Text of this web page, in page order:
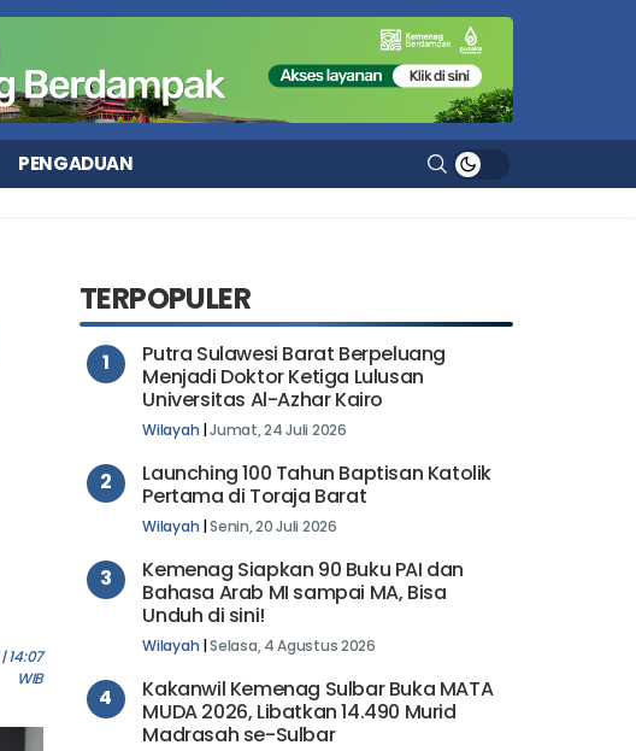
PENGADUAN
14:07
WIB
TERPOPULER
1
Putra Sulawesi Barat Berpeluang
Menjadi Doktor Ketiga Lulusan
Universitas Al-Azhar Kairo
Wilayah |Jumat, 24 Juli 2026
2
Launching 100 Tahun Baptisan Katolik
Pertama di Toraja Barat
Wilayah |Senin, 20 Juli 2026
3
Kemenag Siapkan 90 Buku PAI dan
Bahasa Arab MI sampai MA, Bisa
Unduh di sini!
Wilayah |Selasa, 4 Agustus 2026
4
Kakanwil Kemenag Sulbar Buka MATA
MUDA 2026, Libatkan 14.490 Murid
Madrasah se-Sulbar